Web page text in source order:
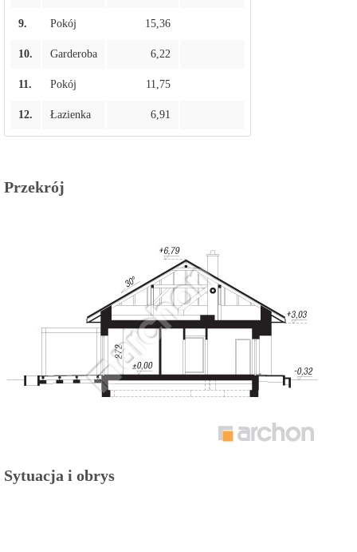
9. Pokój 15,36
10. Garderoba 6,22
11. Pokój 11,75
12. Łazienka 6,91
Przekrój
Sytuacja i obrys